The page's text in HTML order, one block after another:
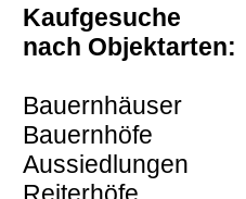
Kaufgesuche
nach Objektarten:
Bauernhäuser
Bauernhöfe
Aussiedlungen